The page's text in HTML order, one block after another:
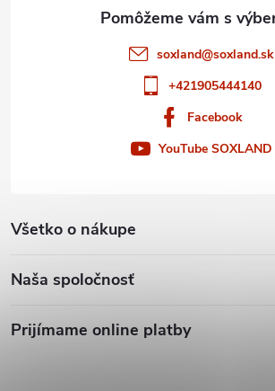
soxland@soxland.sk
+421905444140
Facebook
YouTube SOXLAND
Všetko o nákupe
Naša spoločnosť
Prijímame online platby